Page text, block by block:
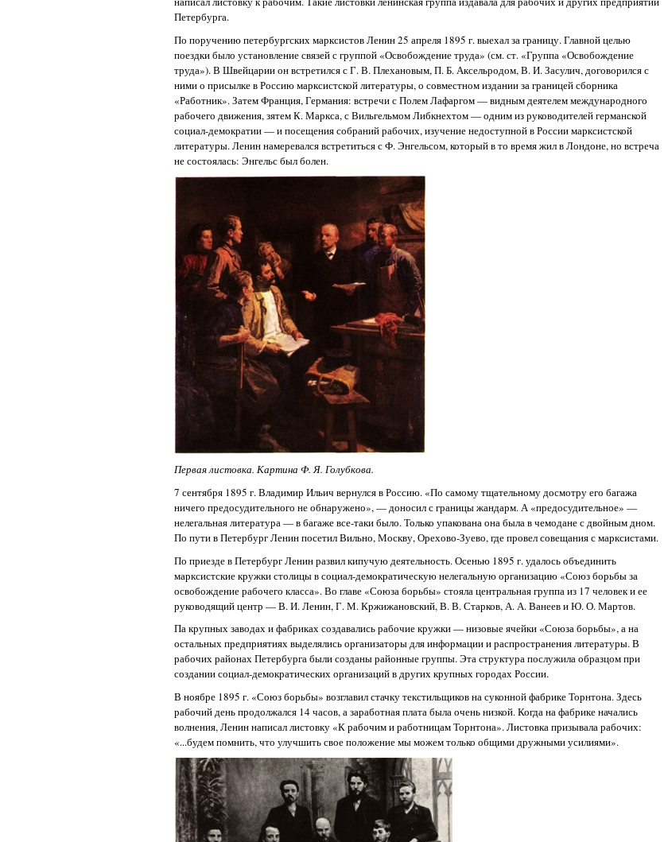
Петербурга.
По поручению петербургских марксистов Ленин 25 апреля 1895 г. выехал за границу. Главной целью
поездки было установление связей с группой «Освобождение труда» (см. ст. «Группа «Освобождение
труда»). В Швейцарии он встретился с Г. В. Плехановым, П. Б. Аксельродом, В. И. Засулич, договорился с
ними о присылке в Россию марксистской литературы, о совместном издании за границей сборника
«Работник». Затем Франция, Германия: встречи с Полем Лафаргом — видным деятелем международного
рабочего движения, зятем К. Маркса, с Вильгельмом Либкнехтом — одним из руководителей германской
социал-демократии — и посещения собраний рабочих, изучение недоступной в России марксистской
литературы. Ленин намеревался встретиться с Ф. Энгельсом, который в то время жил в Лондоне, но встреча
не состоялась: Энгельс был болен.
Первая листовка. Картина Ф. Я. Голубкова.
7 сентября 1895 г. Владимир Ильич вернулся в Россию. «По самому тщательному досмотру его багажа
ничего предосудительного не обнаружено», — доносил с границы жандарм. А «предосудительное» —
нелегальная литература — в багаже все-таки было. Только упакована она была в чемодане с двойным дном.
По пути в Петербург Ленин посетил Вильно, Москву, Орехово-Зуево, где провел совещания с марксистами.
По приезде в Петербург Ленин развил кипучую деятельность. Осенью 1895 г. удалось объединить
марксистские кружки столицы в социал-демократическую нелегальную организацию «Союз борьбы за
освобождение рабочего класса». Во главе «Союза борьбы» стояла центральная группа из 17 человек и ее
руководящий центр — В. И. Ленин, Г. М. Кржижановский, В. В. Старков, А. А. Ванеев и Ю. О. Мартов.
Па крупных заводах и фабриках создавались рабочие кружки — низовые ячейки «Союза борьбы», а на
остальных предприятиях выделялись организаторы для информации и распространения литературы. В
рабочих районах Петербурга были созданы районные группы. Эта структура послужила образцом при
создании социал-демократических организаций в других крупных городах России.
В ноябре 1895 г. «Союз борьбы» возглавил стачку текстильщиков на суконной фабрике Торнтона. Здесь
рабочий день продолжался 14 часов, а заработная плата была очень низкой. Когда на фабрике начались
волнения, Ленин написал листовку «К рабочим и работницам Торнтона». Листовка призывала рабочих:
«...будем помнить, что улучшить свое положение мы можем только общими дружными усилиями».